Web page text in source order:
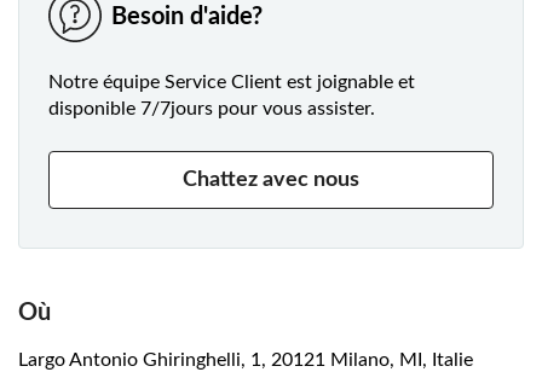
Besoin d'aide?
Notre équipe Service Client est joignable et
disponible 7/7jours pour vous assister.
Chattez avec nous
Où
Largo Antonio Ghiringhelli, 1, 20121 Milano, MI, Italie